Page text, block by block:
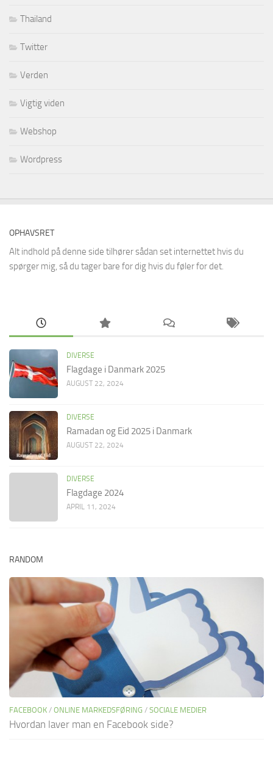
Thailand
Twitter
Verden
Vigtig viden
Webshop
Wordpress
OPHAVSRET
Alt indhold på denne side tilhører sådan set internettet hvis du
spørger mig, så du tager bare for dig hvis du føler for det.
DIVERSE
Flagdage i Danmark 2025
AUGUST 22, 2024
DIVERSE
Ramadan og Eid 2025 i Danmark
AUGUST 22, 2024
DIVERSE
Flagdage 2024
APRIL 11, 2024
RANDOM
FACEBOOK / ONLINE MARKEDSFØRING / SOCIALE MEDIER
Hvordan laver man en Facebook side?